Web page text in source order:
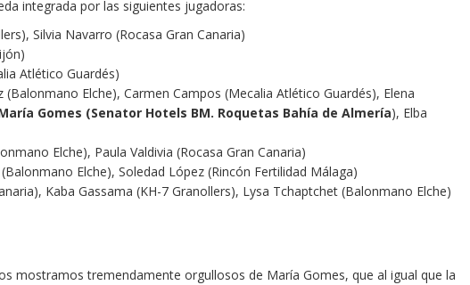
integrada por las siguientes jugadoras:
Silvia Navarro (Rocasa Gran Canaria)
Atlético Guardés)
Elche), Carmen Campos (Mecalia Atlético Guardés), Elena
Gomes (Senator Hotels BM. Roquetas Bahía de Almería), Elba
Elche), Paula Valdivia (Rocasa Gran Canaria)
Elche), Soledad López (Rincón Fertilidad Málaga)
Kaba Gassama (KH-7 Granollers), Lysa Tchaptchet (Balonmano Elche)
mostramos tremendamente orgullosos de María Gomes, que al igual que la